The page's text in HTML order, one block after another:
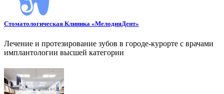
Стоматологическая Клиника «МелодияДент»
Лечение и протезирование зубов в городе-курорте с врачами
имплантологии высшей категории